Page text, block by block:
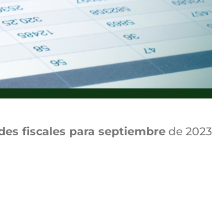
fiscales para septiembre de